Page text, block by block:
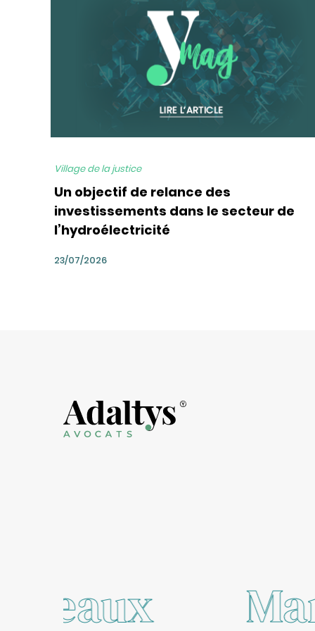
Village de la justice
Un objectif de relance des
investissements dans le secteur de
l’hydroélectricité
23/07/2026
Marseille